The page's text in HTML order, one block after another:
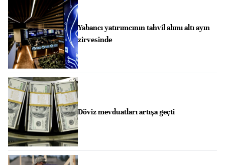
Yabancı yatırımcının tahvil alımı altı ayın
zirvesinde
Döviz mevduatları artışa geçti